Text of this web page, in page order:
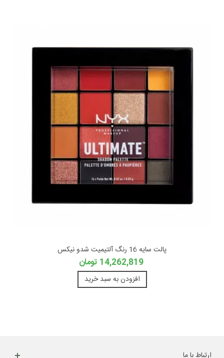
پالت سایه 16 رنگ آلتیمیت شدو نیکس
14,262,819 تومان
افزودن به سبد خرید
ارتباط با ما